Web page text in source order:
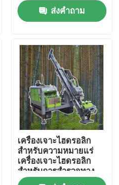
ส่งคำถาม
เครื่องเจาะไฮดรอลิก
สําหรับความหมายแร่
เครื่องเจาะไฮดรอลิก
สําหรับการสํารวจทาง
ภูมิศาสตร์